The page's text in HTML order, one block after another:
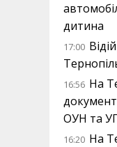
дитина
17:00
16:56 На
ОУН та
16:20 На